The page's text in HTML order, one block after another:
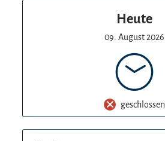
Heute
09. August 2026
geschlossen